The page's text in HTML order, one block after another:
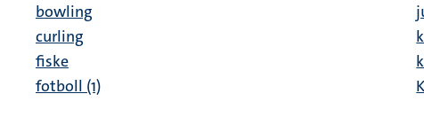
bowling
curling
fiske
fotboll (1)